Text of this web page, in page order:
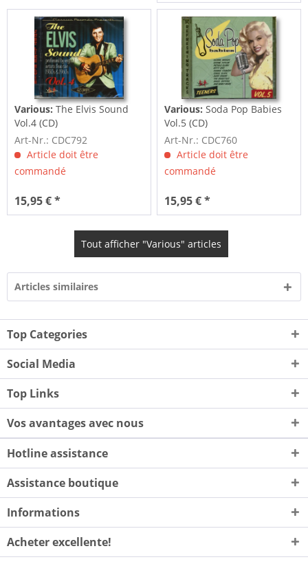
Various:The Elvis Sound
Vol.4 (CD)
Art-Nr.: CDC792
Article doit être
commandé
15,95 € *
Various:Soda Pop Babies
Vol.5 (CD)
Art-Nr.: CDC760
Article doit être
commandé
15,95 € *
Tout afficher "Various" articles
Articles similaires
Top Categories
Social Media
Top Links
Vos avantages avec nous
Hotline assistance
Assistance boutique
Informations
Acheter excellente!